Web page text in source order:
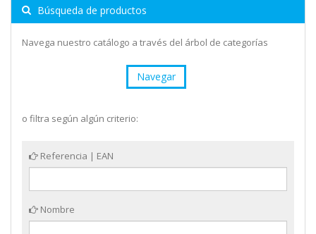
Búsqueda de productos
Navega nuestro catálogo a través del árbol de categorías
Navegar
o filtra según algún criterio:
Referencia | EAN
Nombre